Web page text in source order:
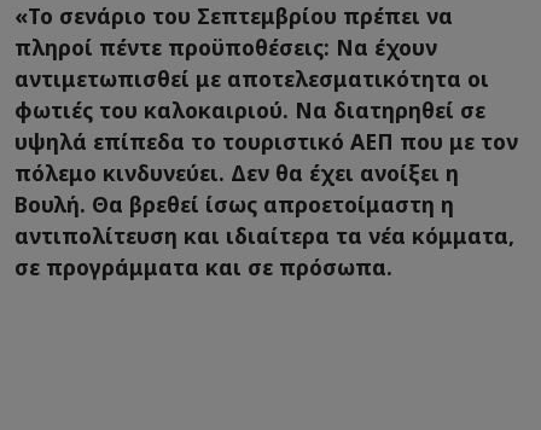
«Το σενάριο του Σεπτεμβρίου πρέπει να
πληροί πέντε προϋποθέσεις: Να έχουν
αντιμετωπισθεί με αποτελεσματικότητα οι
φωτιές του καλοκαιριού. Να διατηρηθεί σε
υψηλά επίπεδα το τουριστικό ΑΕΠ που με τον
πόλεμο κινδυνεύει. Δεν θα έχει ανοίξει η
Βουλή. Θα βρεθεί ίσως απροετοίμαστη η
αντιπολίτευση και ιδιαίτερα τα νέα κόμματα,
σε προγράμματα και σε πρόσωπα.